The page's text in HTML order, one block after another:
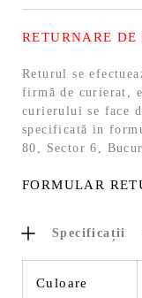
RETURNARE DE
Returul se
firmă de curierat,
curierului se face
specificată in
80, Sector 6,
FORMULAR
Specificații
Culoare